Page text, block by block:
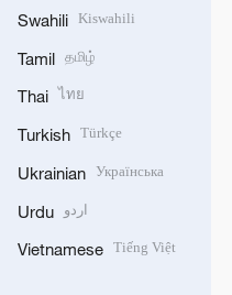
Swahili Kiswahili
Tamil தமிழ்
Thai ไทย
Turkish Türkçe
Ukrainian Українська
Urdu اردو
Vietnamese Tiếng Việt